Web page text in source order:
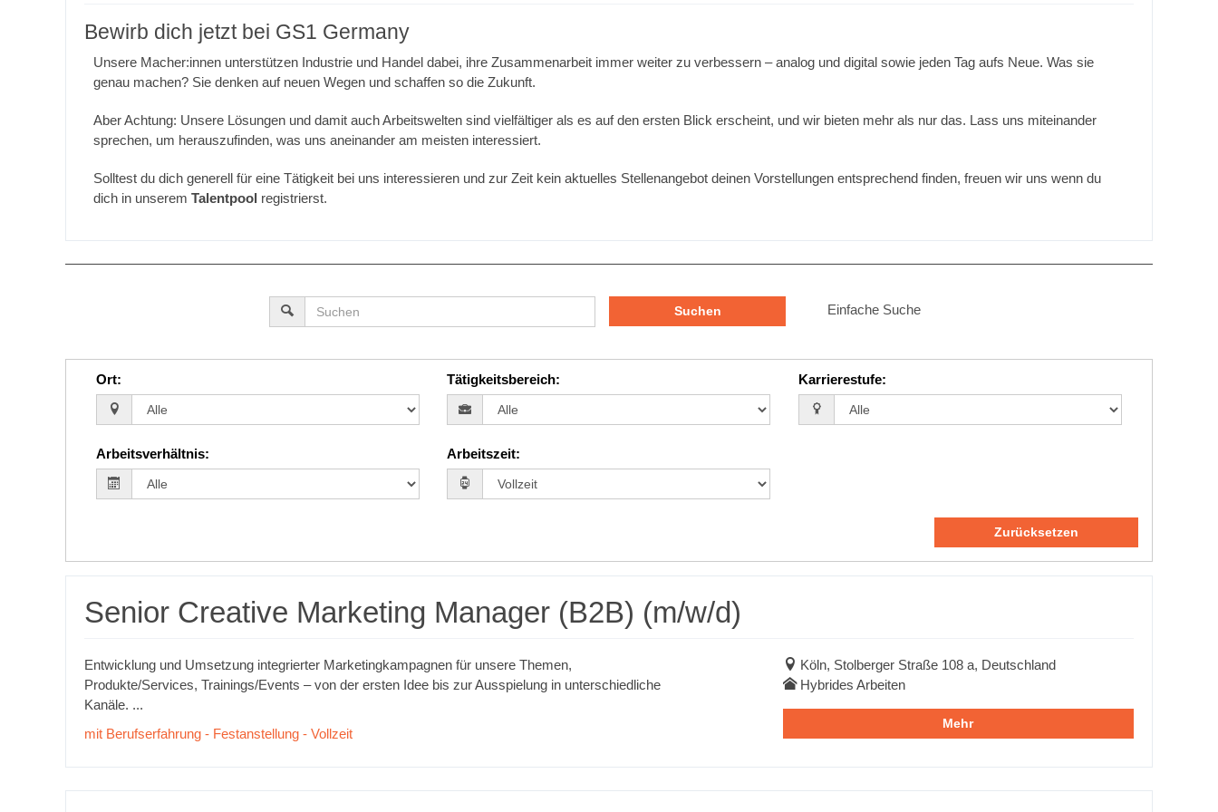
Bewirb dich jetzt bei GS1 Germany
Unsere Macher:innen unterstützen Industrie und Handel dabei, ihre Zusammenarbeit immer weiter zu verbessern – analog und digital sowie jeden Tag aufs Neue. Was sie
genau machen? Sie denken auf neuen Wegen und schaffen so die Zukunft.
Aber Achtung: Unsere Lösungen und damit auch Arbeitswelten sind vielfältiger als es auf den ersten Blick erscheint, und wir bieten mehr als nur das. Lass uns miteinander
sprechen, um herauszufinden, was uns aneinander am meisten interessiert.
Solltest du dich generell für eine Tätigkeit bei uns interessieren und zur Zeit kein aktuelles Stellenangebot deinen Vorstellungen entsprechend finden, freuen wir uns wenn du
dich in unserem Talentpool registrierst.
Suchen Einfache Suche
Ort: Tätigkeitsbereich: Karrierestufe:
Arbeitsverhältnis: Arbeitszeit:
Zurücksetzen
Senior Creative Marketing Manager (B2B) (m/w/d)
Entwicklung und Umsetzung integrierter Marketingkampagnen für unsere Themen,
Produkte/Services, Trainings/Events – von der ersten Idee bis zur Ausspielung in unterschiedliche
Kanäle. ...
mit Berufserfahrung - Festanstellung - Vollzeit
Köln, Stolberger Straße 108 a, Deutschland
Hybrides Arbeiten
Mehr